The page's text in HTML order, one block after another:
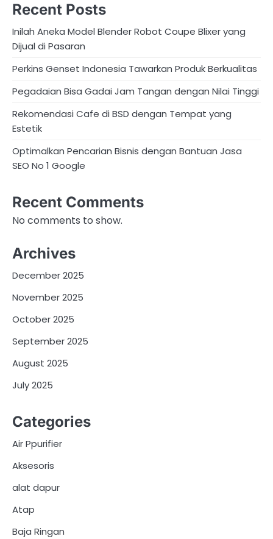
Recent Posts
Inilah Aneka Model Blender Robot Coupe Blixer yang
Dijual di Pasaran
Perkins Genset Indonesia Tawarkan Produk Berkualitas
Pegadaian Bisa Gadai Jam Tangan dengan Nilai Tinggi
Rekomendasi Cafe di BSD dengan Tempat yang
Estetik
Optimalkan Pencarian Bisnis dengan Bantuan Jasa
SEO No 1 Google
Recent Comments
No comments to show.
Archives
December 2025
November 2025
October 2025
September 2025
August 2025
July 2025
Categories
Air Ppurifier
Aksesoris
alat dapur
Atap
Baja Ringan